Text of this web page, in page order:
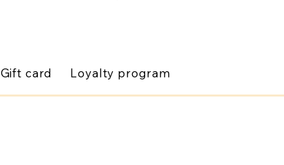
Gift card Loyalty program